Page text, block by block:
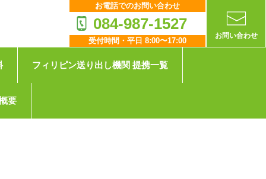
フィリピン送り出し機関 提携一覧
要
お問い合わせ
お電話でのお問い合わせ
084-987-1527
受付時間・平日 8:00〜17:00